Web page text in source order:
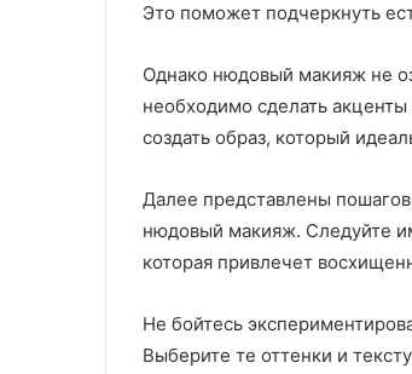
Это поможет подчеркнуть
Однако нюдовый макияж не
необходимо сделать
создать образ, который
Далее представлены
нюдовый макияж. Следуйте
которая привлечет
Не бойтесь
Выберите те оттенки и